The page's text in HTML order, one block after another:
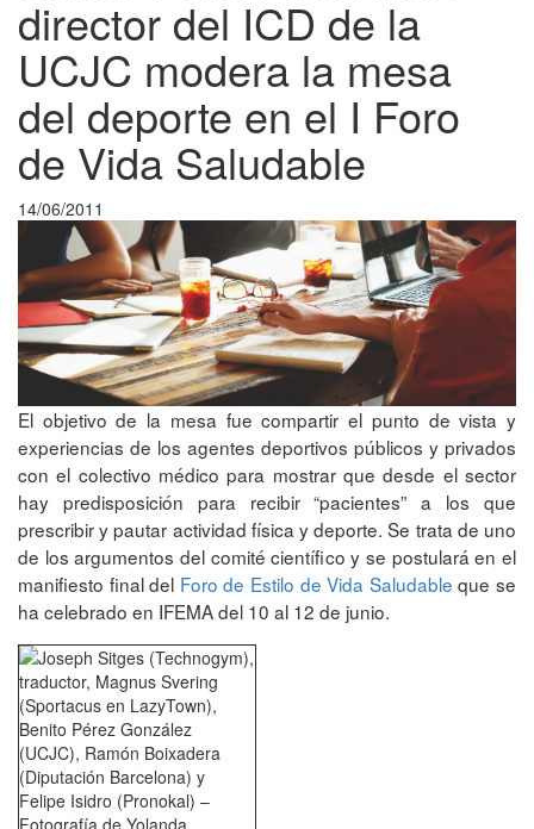
director del ICD de la
UCJC modera la mesa
del deporte en el I Foro
de Vida Saludable
14/06/2011
El objetivo de la mesa fue compartir el punto de vista y
experiencias de los agentes deportivos públicos y privados
con el colectivo médico para mostrar que desde el sector
hay predisposición para recibir “pacientes” a los que
prescribir y pautar actividad física y deporte. Se trata de uno
de los argumentos del comité científico y se postulará en el
manifiesto final del Foro de Estilo de Vida Saludable que se
ha celebrado en IFEMA del 10 al 12 de junio.